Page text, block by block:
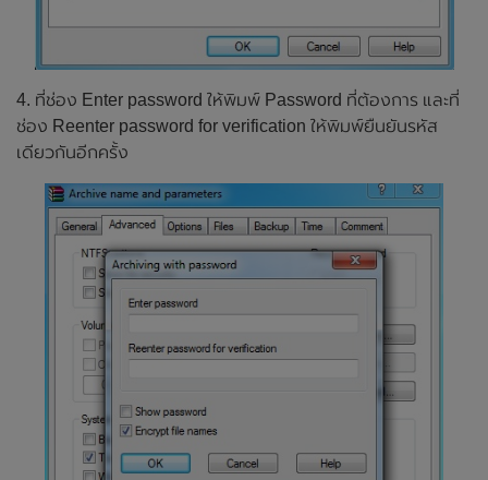
4. ที่ช่อง Enter password ให้พิมพ์ Password ที่ต้องการ และที่
ช่อง Reenter password for verification ให้พิมพ์ยืนยันรหัส
เดียวกันอีกครั้ง